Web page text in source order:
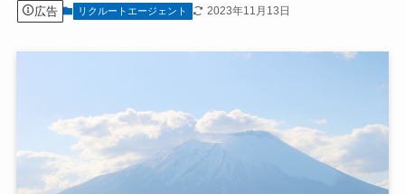
広告 リクルートエージェント 2023年11月13日